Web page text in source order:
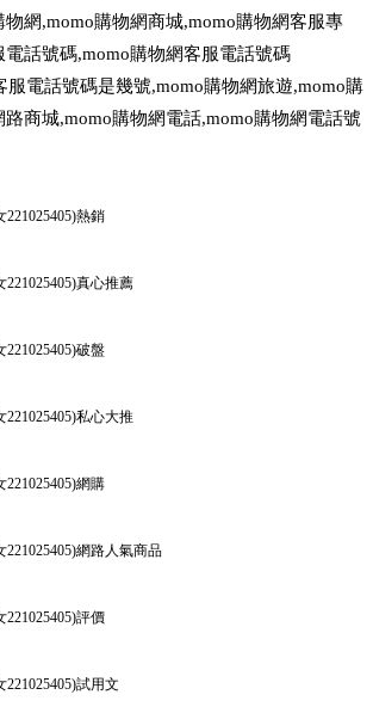
物網,momo購物網商城,momo購物網客服專
電話號碼,momo購物網客服電話號碼
服電話號碼是幾號,momo購物網旅遊,momo購
路商城,momo購物網電話,momo購物網電話號
221025405)熱銷
221025405)真心推薦
221025405)破盤
221025405)私心大推
221025405)網購
221025405)網路人氣商品
221025405)評價
221025405)試用文